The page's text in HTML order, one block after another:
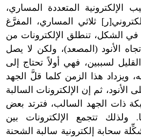
الإلكترونية المتعددة المساري،
ثلاثي المساري، المفرَّغ
في الشكل، تنطلق الإلكترونات من
الأنود (المصعد)، ولكن لا يصل
القليل لسببين، فهي أولاً تحتاج إلى
ويزداد هذا الزمن كلما قلَّ الجهد
ثم إن الإلكترونات السالبة
ذات الجهد السالب، فترتد بعض
ولذلك تتجمع الإلكترونات بين
سحابة إلكترونية سالبة الشحنة